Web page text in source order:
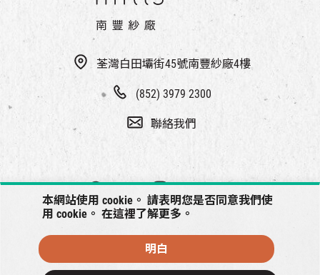
本網站使用 cookie。 請表明您是否同意我們使
用 cookie。 在這裡了解更多。
明白
荃灣白田壩街45號南豐紗廠4樓
(852) 3979 2300
聯絡我們
© 2026 南豐紗廠將保留一切權利